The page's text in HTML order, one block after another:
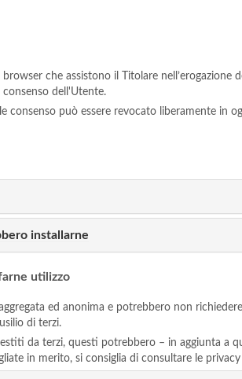
che assistono il Titolare nell’erogazione
dell'Utente.
consenso può essere revocato liberamente
installarne
utilizzo
ed anonima e potrebbero non
di terzi.
da terzi, questi potrebbero – in aggiunta a
in merito, si consiglia di consultare le